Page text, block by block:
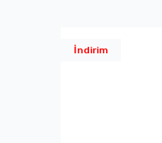
İndirim